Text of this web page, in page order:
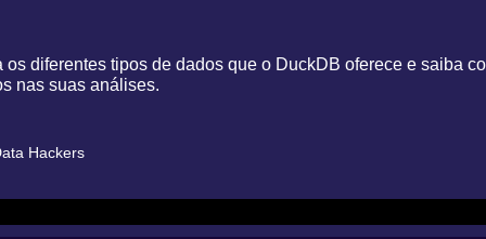
os diferentes tipos de dados que o DuckDB oferece e saiba
nas suas análises.
Hackers